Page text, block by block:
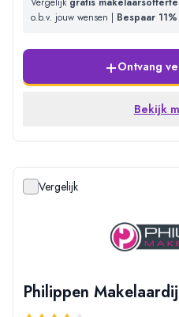
o.b.v. jouw wensen | Bespaar 11%
+Ontvang
Bekijk
Vergelijk
Philippen Makelaardij